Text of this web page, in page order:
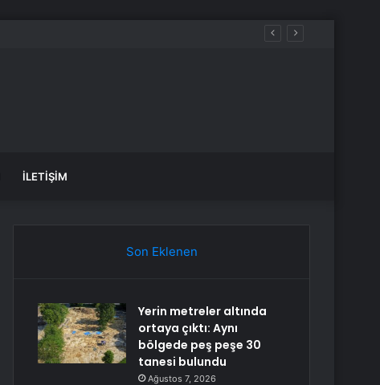
İLETIŞIM
Son Eklenen
Yerin metreler altında
ortaya çıktı: Aynı
bölgede peş peşe 30
tanesi bulundu
Ağustos 7, 2026